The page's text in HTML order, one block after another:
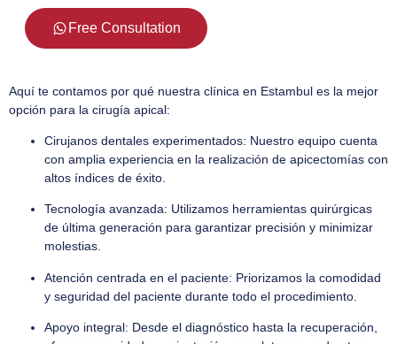
Free Consultation
Aquí te contamos por qué nuestra clínica en Estambul es la mejor
opción para la cirugía apical:
Cirujanos dentales experimentados: Nuestro equipo cuenta
con amplia experiencia en la realización de apicectomías con
altos índices de éxito.
Tecnología avanzada: Utilizamos herramientas quirúrgicas
de última generación para garantizar precisión y minimizar
molestias.
Atención centrada en el paciente: Priorizamos la comodidad
y seguridad del paciente durante todo el procedimiento.
Apoyo integral: Desde el diagnóstico hasta la recuperación,